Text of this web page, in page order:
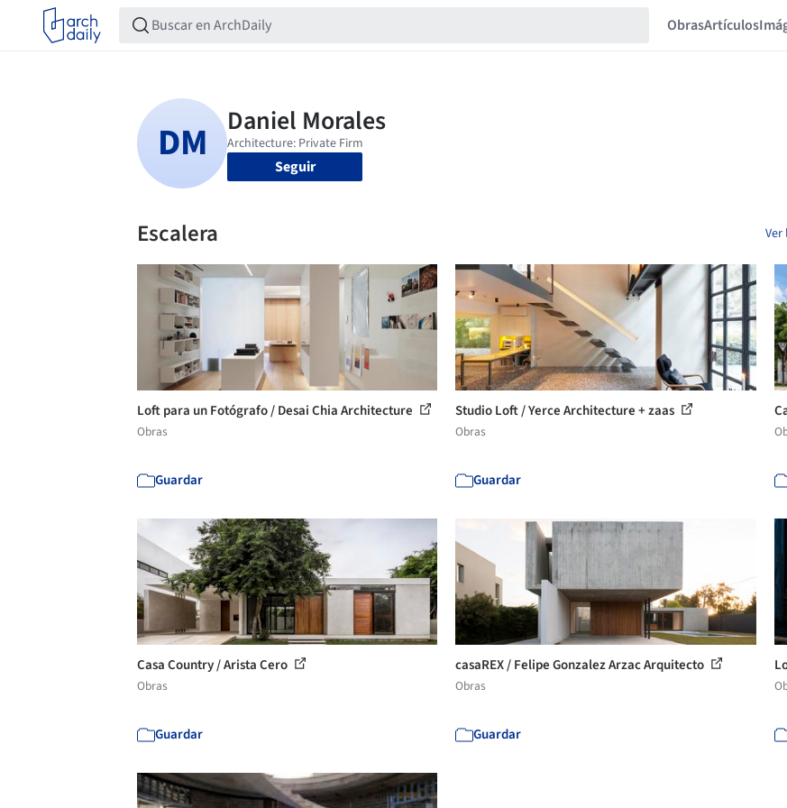
ObrasArtículos
Seguir
Escalera Ver
Loft para un Fotógrafo / Desai Chia Architecture
Obras
Guardar
Studio Loft / Yerce Architecture + zaas
Obras
Guardar
Casa Country / Arista Cero
Obras
Guardar
casaREX / Felipe Gonzalez Arzac Arquitecto
Obras
Guardar